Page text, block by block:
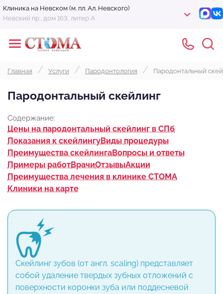
Клиника на Невском (м. пл. Ал. Невского)
Невский пр., дом 163, литер А
Главная Услуги Пародонтология Пародонтальный
Пародонтальный скейлинг
Содержание:
Цены на пародонтальный скейлинг в СПб
Показания к скейлингуВиды процедуры
Преимущества скейлингаВопросы и ответы
Примеры работВрачиОтзывыАкции
Преимущества лечения в клинике СТОМА
Клиники на карте
Скейлинг зубов (от англ. scaling) представляет
собой удаление твердых зубных отложений с
поверхности коронки зуба или поддесневой